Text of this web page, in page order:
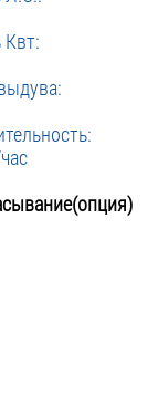
Stihl